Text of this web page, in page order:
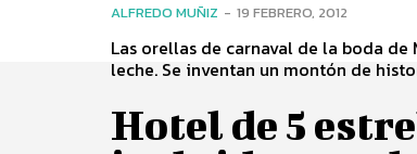
ALFREDO MUÑIZ - 19 FEBRERO, 2012
Las orellas de carnaval de la boda
leche. Se inventan un montón de
Hotel de 5